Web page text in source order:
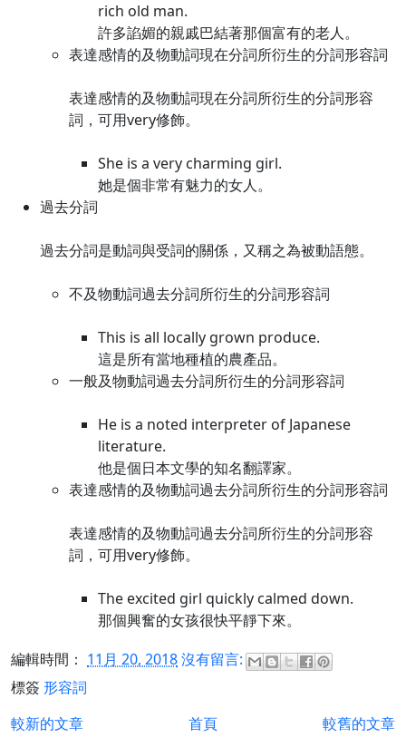
rich old man.
許多諂媚的親戚巴結著那個富有的老人。
表達感情的及物動詞現在分詞所衍生的分詞形容詞
表達感情的及物動詞現在分詞所衍生的分詞形容
詞，可用very修飾。
She is a very charming girl.
她是個非常有魅力的女人。
過去分詞
過去分詞是動詞與受詞的關係，又稱之為被動語態。
不及物動詞過去分詞所衍生的分詞形容詞
This is all locally grown produce.
這是所有當地種植的農產品。
一般及物動詞過去分詞所衍生的分詞形容詞
He is a noted interpreter of Japanese
literature.
他是個日本文學的知名翻譯家。
表達感情的及物動詞過去分詞所衍生的分詞形容詞
表達感情的及物動詞過去分詞所衍生的分詞形容
詞，可用very修飾。
The excited girl quickly calmed down.
那個興奮的女孩很快平靜下來。
編輯時間： 11月 20, 2018沒有留言:
標簽 形容詞
較新的文章
較舊的文章
首頁